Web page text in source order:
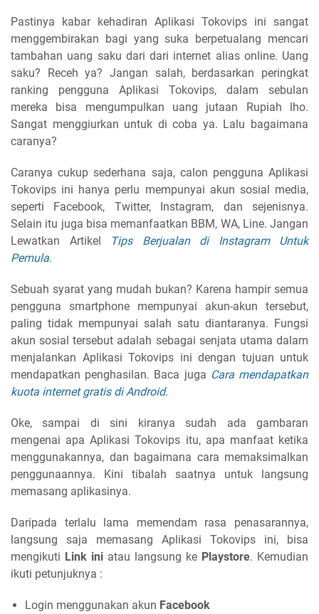
Pastinya kabar kehadiran Aplikasi Tokovips ini sangat
menggembirakan bagi yang suka berpetualang mencari
tambahan uang saku dari dari internet alias online. Uang
saku? Receh ya? Jangan salah, berdasarkan peringkat
ranking pengguna Aplikasi Tokovips, dalam sebulan
mereka bisa mengumpulkan uang jutaan Rupiah lho.
Sangat menggiurkan untuk di coba ya. Lalu bagaimana
caranya?
Caranya cukup sederhana saja, calon pengguna Aplikasi
Tokovips ini hanya perlu mempunyai akun sosial media,
seperti Facebook, Twitter, Instagram, dan sejenisnya.
Selain itu juga bisa memanfaatkan BBM, WA, Line. Jangan
Lewatkan Artikel
Tips Berjualan di Instagram Untuk
Pemula.
Sebuah syarat yang mudah bukan? Karena hampir semua
pengguna smartphone mempunyai akun-akun tersebut,
paling tidak mempunyai salah satu diantaranya. Fungsi
akun sosial tersebut adalah sebagai senjata utama dalam
menjalankan Aplikasi Tokovips ini dengan tujuan untuk
mendapatkan penghasilan. Baca juga Cara mendapatkan
kuota internet gratis di Android.
Oke, sampai di sini kiranya sudah ada gambaran
mengenai apa Aplikasi Tokovips itu, apa manfaat ketika
menggunakannya, dan bagaimana cara memaksimalkan
penggunaannya. Kini tibalah saatnya untuk langsung
memasang aplikasinya.
Daripada terlalu lama memendam rasa penasarannya,
langsung saja memasang Aplikasi Tokovips ini, bisa
mengikuti Link ini atau langsung ke Playstore. Kemudian
ikuti petunjuknya :
Login menggunakan akun Facebook